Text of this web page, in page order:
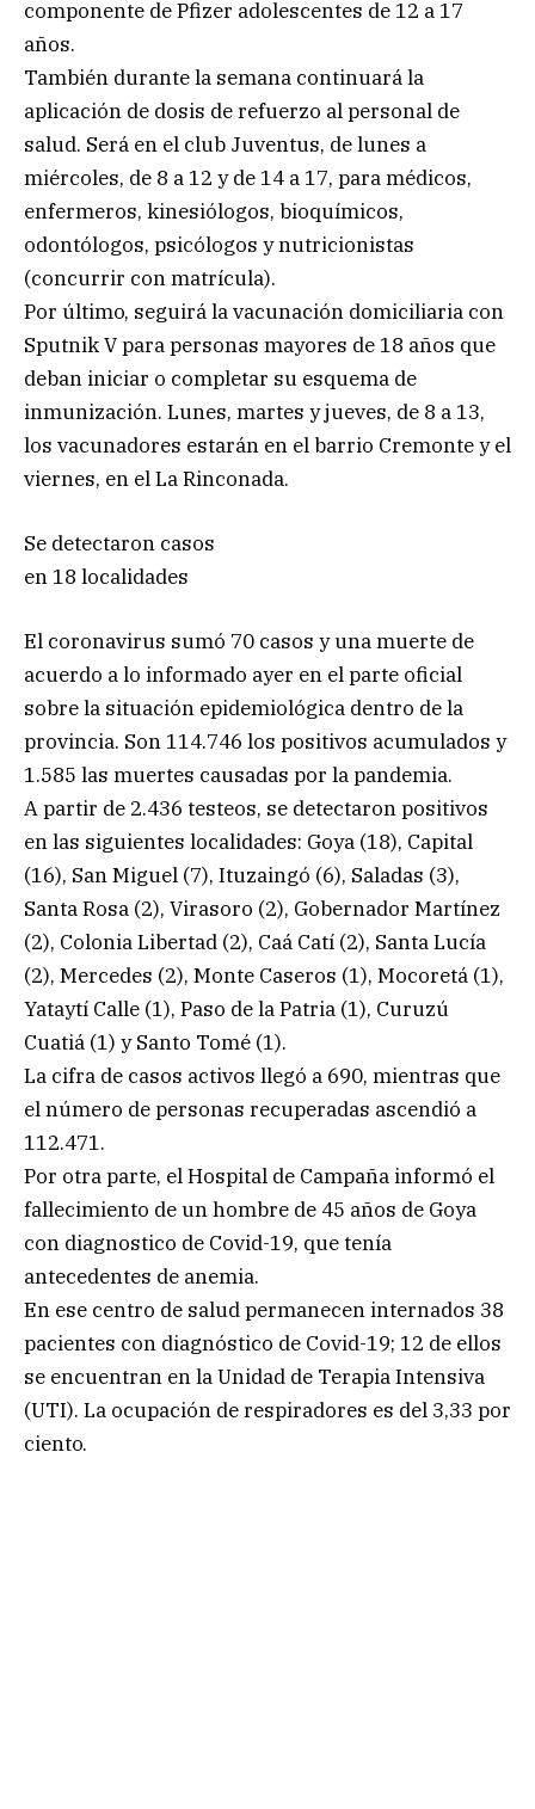
componente de Pfizer adolescentes de 12 a 17
años.
También durante la semana continuará la
aplicación de dosis de refuerzo al personal de
salud. Será en el club Juventus, de lunes a
miércoles, de 8 a 12 y de 14 a 17, para médicos,
enfermeros, kinesiólogos, bioquímicos,
odontólogos, psicólogos y nutricionistas
(concurrir con matrícula).
Por último, seguirá la vacunación domiciliaria con
Sputnik V para personas mayores de 18 años que
deban iniciar o completar su esquema de
inmunización. Lunes, martes y jueves, de 8 a 13,
los vacunadores estarán en el barrio Cremonte y el
viernes, en el La Rinconada.
Se detectaron casos
en 18 localidades
El coronavirus sumó 70 casos y una muerte de
acuerdo a lo informado ayer en el parte oficial
sobre la situación epidemiológica dentro de la
provincia. Son 114.746 los positivos acumulados y
1.585 las muertes causadas por la pandemia.
A partir de 2.436 testeos, se detectaron positivos
en las siguientes localidades: Goya (18), Capital
(16), San Miguel (7), Ituzaingó (6), Saladas (3),
Santa Rosa (2), Virasoro (2), Gobernador Martínez
(2), Colonia Libertad (2), Caá Catí (2), Santa Lucía
(2), Mercedes (2), Monte Caseros (1), Mocoretá (1),
Yataytí Calle (1), Paso de la Patria (1), Curuzú
Cuatiá (1) y Santo Tomé (1).
La cifra de casos activos llegó a 690, mientras que
el número de personas recuperadas ascendió a
112.471.
Por otra parte, el Hospital de Campaña informó el
fallecimiento de un hombre de 45 años de Goya
con diagnostico de Covid-19, que tenía
antecedentes de anemia.
En ese centro de salud permanecen internados 38
pacientes con diagnóstico de Covid-19; 12 de ellos
se encuentran en la Unidad de Terapia Intensiva
(UTI). La ocupación de respiradores es del 3,33 por
ciento.